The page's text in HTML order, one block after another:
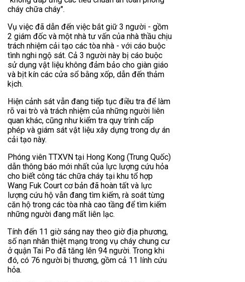
cháy chữa cháy".
Vụ việc đã dẫn đến việc bắt giữ 3 người - gồm
2 giám đốc và một nhà tư vấn của nhà thầu chịu
trách nhiệm cải tạo các tòa nhà - với cáo buộc
tình nghi ngộ sát. Cả 3 người này bị cáo buộc
sử dụng vật liệu không đảm bảo cho giàn giáo
và bịt kín các cửa sổ bằng xốp, dẫn đến thảm
kịch.
Hiện cảnh sát vẫn đang tiếp tục điều tra để làm
rõ vai trò và trách nhiệm của những người liên
quan khác, cũng như kiểm tra quy trình cấp
phép và giám sát vật liệu xây dựng trong dự án
cải tạo này.
Phóng viên TTXVN tại Hong Kong (Trung Quốc)
dẫn thông báo mới nhất của lực lượng cứu hỏa
cho biết công tác chữa cháy tại khu tổ hợp
Wang Fuk Court cơ bản đã hoàn tất và lực
lượng cứu hộ vẫn đang tìm kiếm, rà soát từng
căn hộ trong các tòa nhà cao tầng để tìm kiếm
những người đang mất liên lạc.
Tính đến 11 giờ sáng nay theo giờ địa phương,
số nạn nhân thiệt mạng trong vụ cháy chung cư
ở quận Tai Po đã tăng lên 94 người. Trong khi
đó, có 76 người bị thương, gồm cả 11 lính cứu
hỏa.